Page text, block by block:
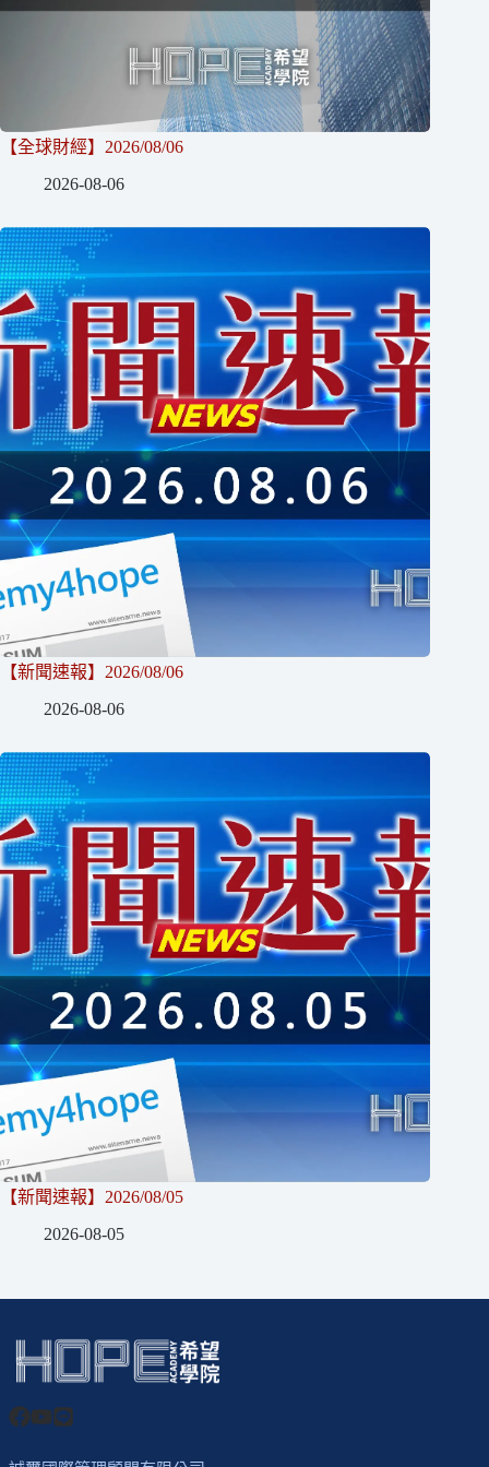
【全球財經】2026/08/06
2026-08-06
【新聞速報】2026/08/06
2026-08-06
【新聞速報】2026/08/05
2026-08-05